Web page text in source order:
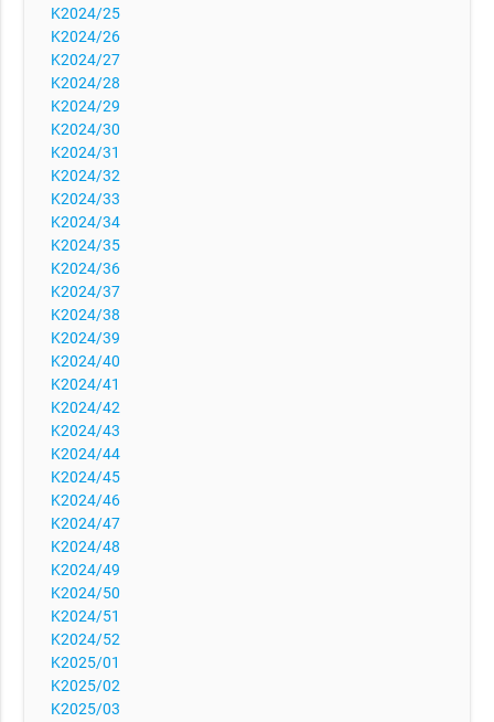
K2024/25
K2024/26
K2024/27
K2024/28
K2024/29
K2024/30
K2024/31
K2024/32
K2024/33
K2024/34
K2024/35
K2024/36
K2024/37
K2024/38
K2024/39
K2024/40
K2024/41
K2024/42
K2024/43
K2024/44
K2024/45
K2024/46
K2024/47
K2024/48
K2024/49
K2024/50
K2024/51
K2024/52
K2025/01
K2025/02
K2025/03